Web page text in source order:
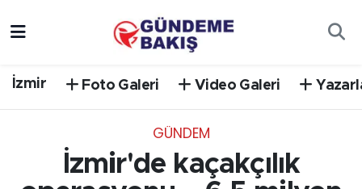
İzmir Foto Galeri Video Galeri
GÜNDEM
İzmir'de kaçakçılık
DÜNYA
EGE
Trafik Durumu
Süper Lig Puan Durumu ve Fikstür